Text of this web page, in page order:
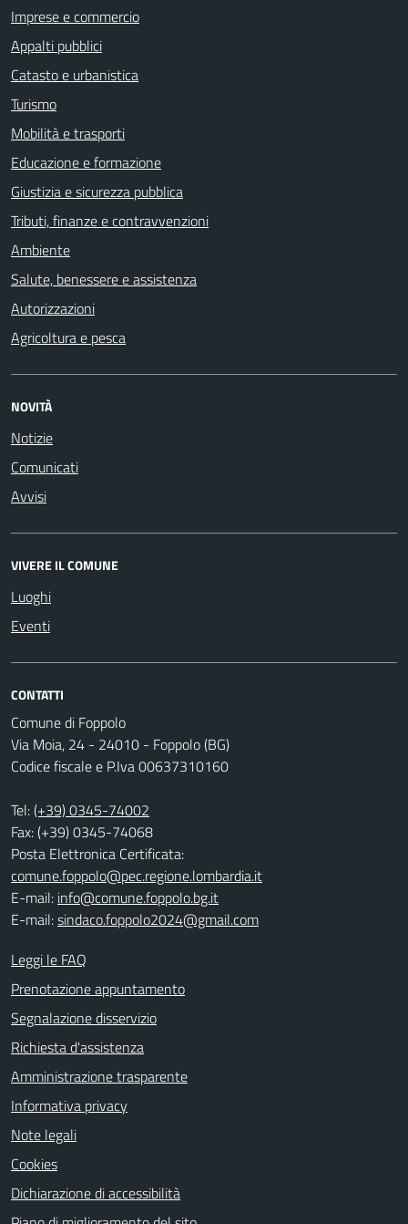
Imprese e commercio
Appalti pubblici
Catasto e urbanistica
Turismo
Mobilità e trasporti
Educazione e formazione
Giustizia e sicurezza pubblica
Tributi, finanze e contravvenzioni
Ambiente
Salute, benessere e assistenza
Autorizzazioni
Agricoltura e pesca
NOVITÀ
Notizie
Comunicati
Avvisi
VIVERE IL COMUNE
Luoghi
Eventi
CONTATTI
Comune di Foppolo
Via Moia, 24 - 24010 - Foppolo (BG)
Codice fiscale e P.Iva 00637310160
Tel:(+39) 0345-74002
Fax: (+39) 0345-74068
Posta Elettronica Certificata:
comune.foppolo@pec.regione.lombardia.it
E-mail: info@comune.foppolo.bg.it
E-mail:sindaco.foppolo2024@gmail.com
Leggi le FAQ
Prenotazione appuntamento
Segnalazione disservizio
Richiesta d'assistenza
Amministrazione trasparente
Informativa privacy
Note legali
Cookies
Dichiarazione di accessibilità